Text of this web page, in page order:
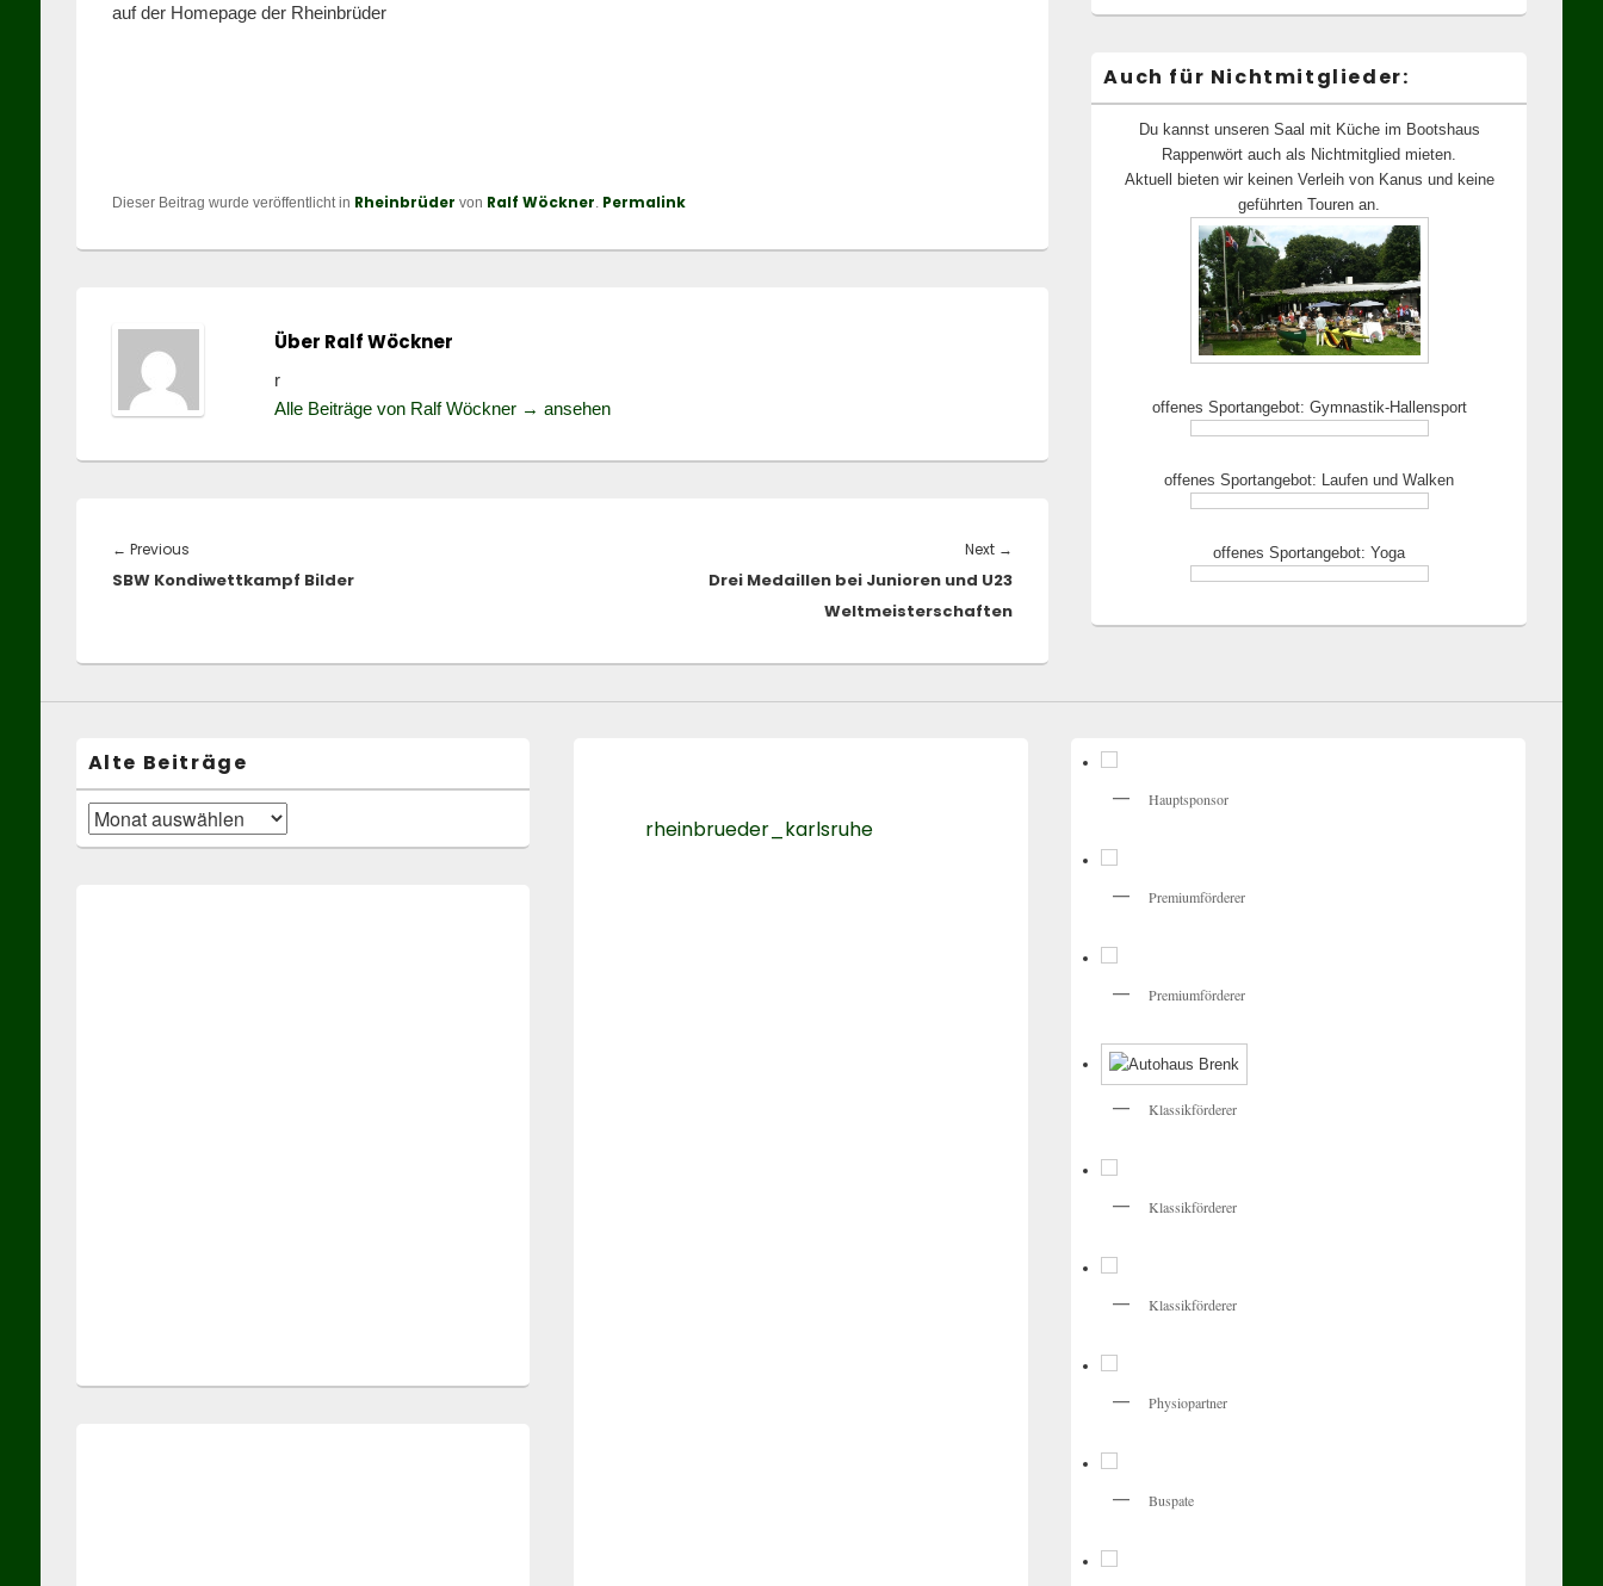
auf der Homepage der Rheinbrüder
Dieser Beitrag wurde veröffentlicht in Rheinbrüder von Ralf Wöckner. Permalink
Über Ralf Wöckner
r
Alle Beiträge von Ralf Wöckner → ansehen
← PreviousPrevious
post:
SBW Kondiwettkampf Bilder
Next →
post:
Drei Medaillen bei Junioren und U23
Weltmeisterschaften
Auch für Nichtmitglieder:
Du kannst unseren Saal mit Küche im Bootshaus
Rappenwört auch als Nichtmitglied mieten.
Aktuell bieten wir keinen Verleih von Kanus und keine
geführten Touren an.
offenes Sportangebot: Gymnastik-Hallensport
offenes Sportangebot: Laufen und Walken
offenes Sportangebot: Yoga
Alte Beiträge
Alte
Beiträge
rheinbrueder_karlsruhe
Hauptsponsor
Premiumförderer
Premiumförderer
Klassikförderer
Klassikförderer
Klassikförderer
Physiopartner
Buspate